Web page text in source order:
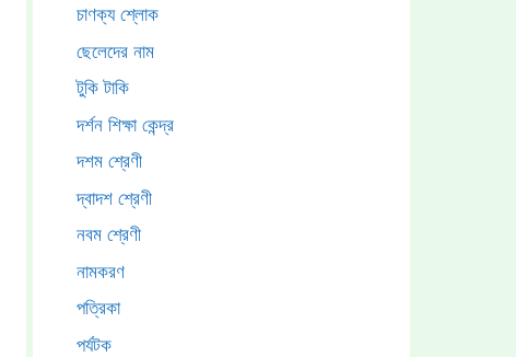
চাণক্য শ্লোক
ছেলেদের নাম
টুকি টাকি
দর্শন শিক্ষা কেন্দ্র
দশম শ্রেণী
দ্বাদশ শ্রেণী
নবম শ্রেণী
নামকরণ
পত্রিকা
পর্যটক